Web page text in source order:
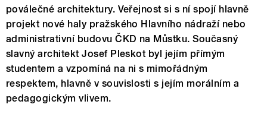
poválečné architektury. Veřejnost si s ní spojí hlavně
projekt nové haly pražského Hlavního nádraží nebo
administrativní budovu ČKD na Můstku. Současný
slavný architekt Josef Pleskot byl jejím přímým
studentem a vzpomíná na ni s mimořádným
respektem, hlavně v souvislosti s jejím morálním a
pedagogickým vlivem.